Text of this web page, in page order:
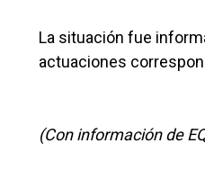
La situación fue
actuaciones
(Con información de